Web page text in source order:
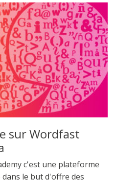
sur Wordfast
c'est une plateforme
le but d'offre des